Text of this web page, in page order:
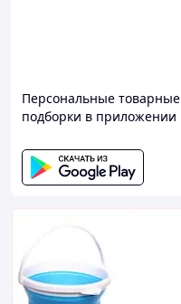
Персональные товарные
подборки в приложении